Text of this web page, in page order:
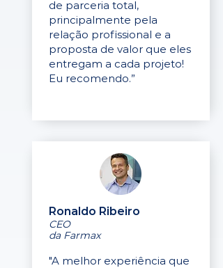
de parceria total,
principalmente pela
relação profissional e a
proposta de valor que eles
entregam a cada projeto!
Eu recomendo.”
Ronaldo Ribeiro
CEO
da Farmax
"A melhor experiência que